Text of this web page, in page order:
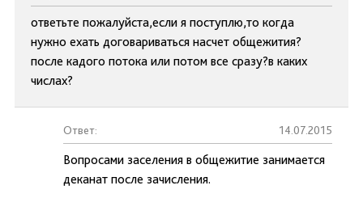
ответьте пожалуйста,если я поступлю,то когда
нужно ехать договариваться насчет общежития?
после кадого потока или потом все сразу?в каких
числах?
Ответ: 14.07.2015
Вопросами заселения в общежитие занимается
деканат после зачисления.